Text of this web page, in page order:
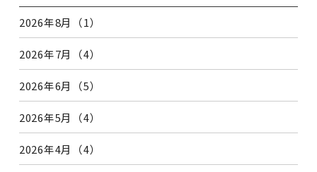
2026年8月（1）
2026年7月（4）
2026年6月（5）
2026年5月（4）
2026年4月（4）